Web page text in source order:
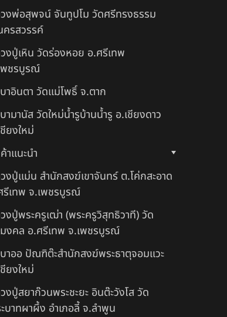
งพ่อสุพจน์ จันทูปโม วัดศรีทรงธรรม
รสวรรค์
งปู่เหิน วัดร่องหอย อ.ศรีเทพ
พชรบูรณ์
าอินตา วัดแม่โพธิ์ จ.ตาก
ามานัส วัดใหม่น้ำรูบ้านน้ำรู อ.เชียงดาว
ยงใหม่
าแนะนำ
งปู่แม่น สำนักสงฆ์เขาจันทร์ ต.โค่กสะอาด
รีเทพ จ.เพชรบูรณ์
งปู่พระครูเฒ่า (พระครูวิสุทธิวาที) วัด
งคล อ.ศรีเทพ จ.เพชรบูรณ์
าออ ปัณฑิต๊ะสำนักสงฆ์พระธาตุจอมแวะ
ยงใหม่
งปู่สยาก๊วนพระชะยะ อินต๊ะวังโส วัด
บาทผาผึ้ง อำเภอลี้ จ.ลำพูน